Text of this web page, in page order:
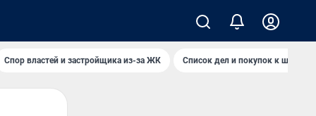
Спор властей и застройщика из-за ЖК Список дел и покупок к школе